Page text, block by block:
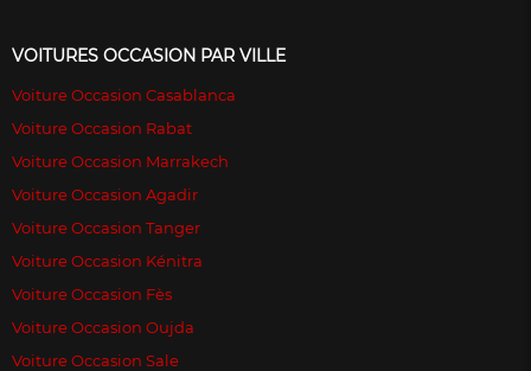
VOITURES OCCASION PAR VILLE
Voiture Occasion Casablanca
Voiture Occasion Rabat
Voiture Occasion Marrakech
Voiture Occasion Agadir
Voiture Occasion Tanger
Voiture Occasion Kénitra
Voiture Occasion Fès
Voiture Occasion Oujda
Voiture Occasion Sale